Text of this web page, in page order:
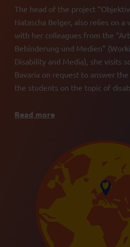
The head of the project
Natascha Belger, also relies on a
with her colleagues from the
Behinderung und Medien”
Disability and Media), she visits
Bavaria on request to answer
the students on the topic of
Read more